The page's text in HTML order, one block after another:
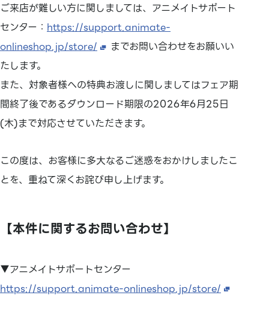
ご来店が難しい方に関しましては、アニメイトサポート
センター： https://support.animate-
onlineshop.jp/store/
までお問い合わせをお願いい
たします。
また、対象者様への特典お渡しに関しましてはフェア期
間終了後であるダウンロード期限の2026年6月25日
(木)まで対応させていただきます。
この度は、お客様に多大なるご迷惑をおかけしましたこ
とを、重ねて深くお詫び申し上げます。
【本件に関するお問い合わせ】
▼アニメイトサポートセンター
https://support.animate-onlineshop.jp/store/